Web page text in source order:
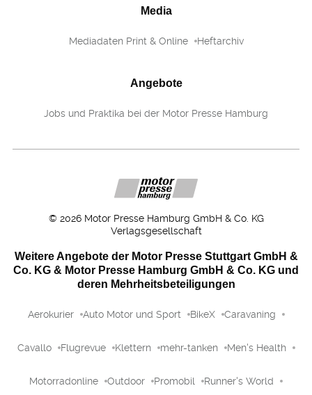
Media
Mediadaten Print & Online Heftarchiv
Angebote
Jobs und Praktika bei der Motor Presse Hamburg
© 2026 Motor Presse Hamburg GmbH & Co. KG
Verlagsgesellschaft
Weitere Angebote der Motor Presse Stuttgart GmbH &
Co. KG & Motor Presse Hamburg GmbH & Co. KG und
deren Mehrheitsbeteiligungen
Aerokurier Auto Motor und Sport BikeX Caravaning
Cavallo Flugrevue Klettern mehr-tanken Men's Health
Motorradonline Outdoor Promobil Runner's World